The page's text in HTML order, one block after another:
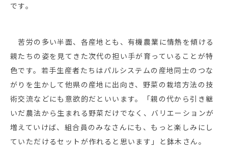
です。
苦労の多い半面、各産地とも、有機農業に情熱を傾ける
親たちの姿を見てきた次代の担い手が育っていることが特
色です。若手生産者たちはパルシステムの産地同士のつな
がりを生かして他県の産地に出向き、野菜の栽培方法の技
術交流などにも意欲的だといいます。「親の代から引き継
いだ農法から生まれる野菜だけでなく、バリエーションが
増えていけば、組合員のみなさんにも、もっと楽しみにし
ていただけるセットが作れると思います」と鉢木さん。